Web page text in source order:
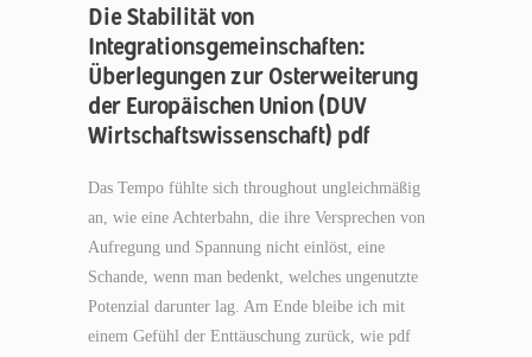
Die Stabilität von
Integrationsgemeinschaften:
Überlegungen zur Osterweiterung
der Europäischen Union (DUV
Wirtschaftswissenschaft) pdf
Das Tempo fühlte sich throughout ungleichmäßig
an, wie eine Achterbahn, die ihre Versprechen von
Aufregung und Spannung nicht einlöst, eine
Schande, wenn man bedenkt, welches ungenutzte
Potenzial darunter lag. Am Ende bleibe ich mit
einem Gefühl der Enttäuschung zurück, wie pdf